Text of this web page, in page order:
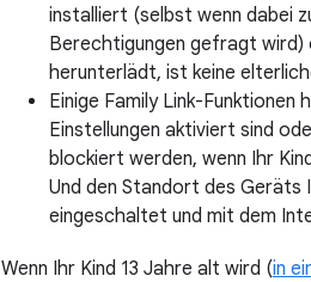
installiert (selbst wenn dabei
Berechtigungen gefragt wird)
herunterlädt, ist keine
Einige Family Link-
Einstellungen aktiviert sind
blockiert werden, wenn Ihr
Und den Standort des Geräts
eingeschaltet und mit dem
Wenn Ihr Kind 13 Jahre alt wird (in